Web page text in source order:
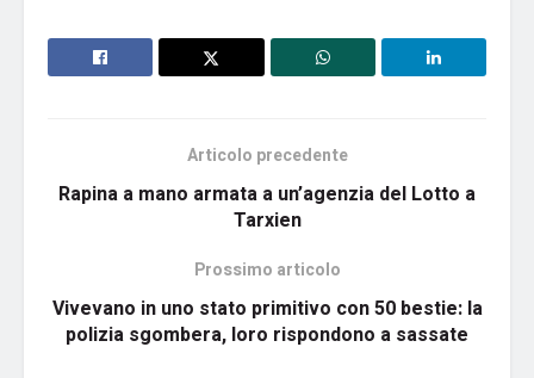
Articolo precedente
Rapina a mano armata a un’agenzia del Lotto a
Tarxien
Prossimo articolo
Vivevano in uno stato primitivo con 50 bestie: la
polizia sgombera, loro rispondono a sassate